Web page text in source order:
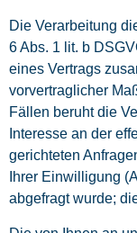
Die Verarbeitung
6 Abs. 1 lit. b
eines Vertrags
vorvertraglicher
Fällen beruht die
Interesse an der
gerichteten
Ihrer Einwilligung
abgefragt wurde;